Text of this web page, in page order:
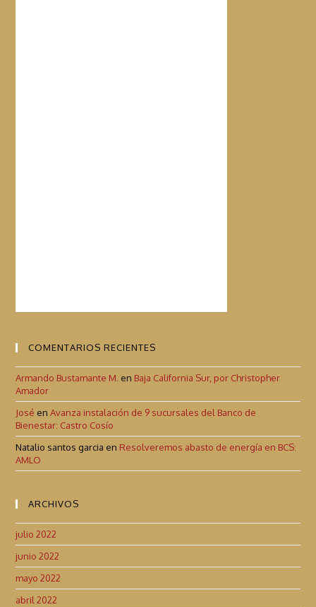
COMENTARIOS RECIENTES
Armando Bustamante M. en Baja California Sur, por Christopher
Amador
José enAvanza instalación de 9 sucursales del Banco de
Bienestar: Castro Cosío
Natalio santos garcia en Resolveremos abasto de energía en BCS:
AMLO
ARCHIVOS
julio 2022
junio 2022
mayo 2022
abril 2022